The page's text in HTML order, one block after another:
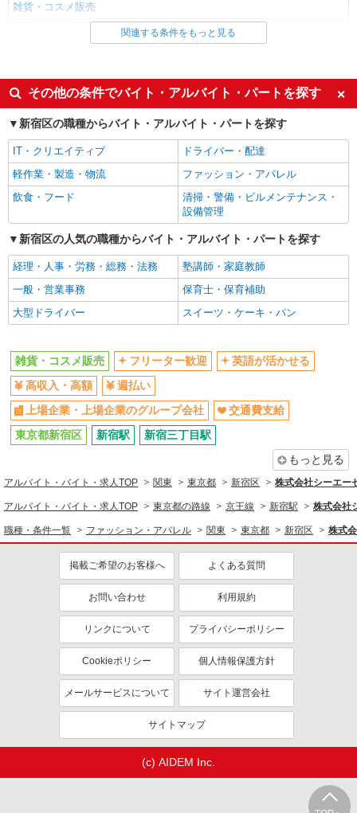
遇 スマホでかんたんに前払いで給与が受け取れま
す（※上限、条件あり）
東京都新宿区 各線「新宿駅」より徒歩1分、
キープ 詳細を見る
派遣社員
株式会社iDA（16184306）
化粧品・コスメ販売
時給1500円〜1600円 ご経験・スキルにより優
遇 スマホでかんたんに前払いで給与が受け取れま
す（※上限、条件あり）
東京都新宿区 新宿駅直結、徒歩1分
キープ
派遣社員
株式会社iDA（16189091）
化粧品・コスメ販売
慮致します
東京都新宿区 新宿駅直結、徒歩1分
キープ 詳細を見る
派遣社員 紹介予定派遣
化粧品・コスメ販売
時給1400円〜1450円 ご経験・スキルにより考
東京都新宿区 新宿エリア他、都内店配属予
定 ※内定次第変動いたします
キープ 詳細を見る
ジュエリー販売
時給1500円〜1600円 ご経験・スキルにより考
慮致します
東京都新宿区 JR「新宿駅」徒歩2分、 都営新
宿線・都大江戸線・京王新線「新宿駅」 徒歩5分
雑貨・コスメ販売
同じ雇用形態から新宿駅の求人を探す
同じ特徴から新宿駅の求人を探す
フリーター歓迎
英語が活かせる
高収入・高額
週払い
上場企業・上場企業のグループ会
社
交通費支給
同じ職種から求人を探す
ファッション・アパレル
雑貨・コスメ販売
同じ特徴から求人を探す
英語が活かせる
上場企業・上場企業のグループ会
社
交通費支給
関連する条件をもっと見る
その他の条件でバイト・アルバイト・パートを探す
新宿区の職種からバイト・アルバイト・パートを探す
IT・クリエイティブ
ドライバー・配達
軽作業・製造・物流
ファッション・アパレル
飲食・フード
清掃・警備・ビルメンテナンス・
設備管理
新宿区の人気の職種からバイト・アルバイト・パートを探す
経理・人事・労務・総務・法務
塾講師・家庭教師
一般・営業事務
保育士・保育補助
大型ドライバー
スイーツ・ケーキ・パン
雑貨・コスメ販売 フリーター歓迎
英語が活かせる
高収入・高額
週払い
上場企業・上場企業のグループ会社
交通費支給
東京都新宿区
新宿駅
新宿三丁目駅
もっと見る
アルバイト・バイト・求人TOP 関東 東京都 新宿区 株式会社シーエー
アルバイト・バイト・求人TOP 東京都の路線 京王線 新宿駅 株式会社
職種・条件一覧 ファッション・アパレル 関東 東京都 新宿区 株式
掲載ご希望のお客様へ よくある質問
お問い合わせ 利用規約
リンクについて プライバシーポリシー
Cookieポリシー 個人情報保護方針
メールサービスについて サイト運営会社
サイトマップ
(c) AIDEM Inc.